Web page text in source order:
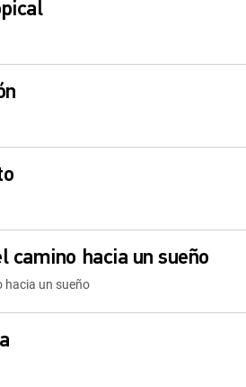
camino hacia un sueño
hacia un sueño